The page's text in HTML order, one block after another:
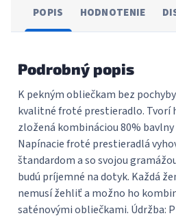
POPIS HODNOTENIE
Podrobný popis
K pekným obliečkam bez
kvalitné froté prestieradlo. Tvorí
zložená kombináciou 80%
Napínacie froté prestieradlá
štandardom a so svojou
budú príjemné na dotyk. Každá
nemusí žehliť a možno ho
saténovými obliečkami. Údržba: